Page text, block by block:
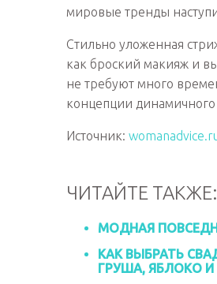
мировые тренды
Стильно уложенная
как броский макияж и
не требуют много
концепции
Источник:
ЧИТАЙТЕ ТАКЖЕ:
МОДНАЯ
КАК ВЫБРАТЬ
ГРУША, ЯБЛОКО И